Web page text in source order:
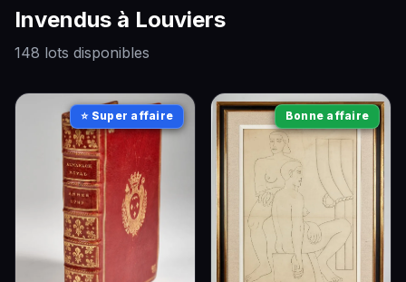
Invendus à Louviers
148 lots disponibles
⭐ Super affaire Bonne affaire